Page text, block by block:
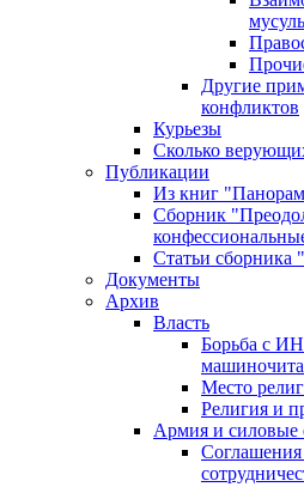
Другие
конфликтов
Курьезы
Сколько
Публикации
Из книг
Сборник
Статьи сборника
Документы
Архив
Власть
Борьба с
Место
Религия и
Армия и силовые
Соглашения